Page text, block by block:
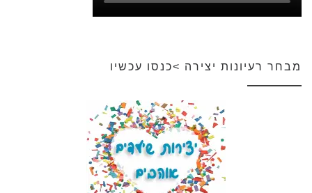
מבחר רעיונות יצירה >כנסו עכשיו